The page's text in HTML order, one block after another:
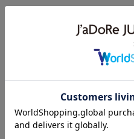
スタッフレビュー
ただけます。
トレンド感のあるスウェ
お揃いコーデもかわいいで